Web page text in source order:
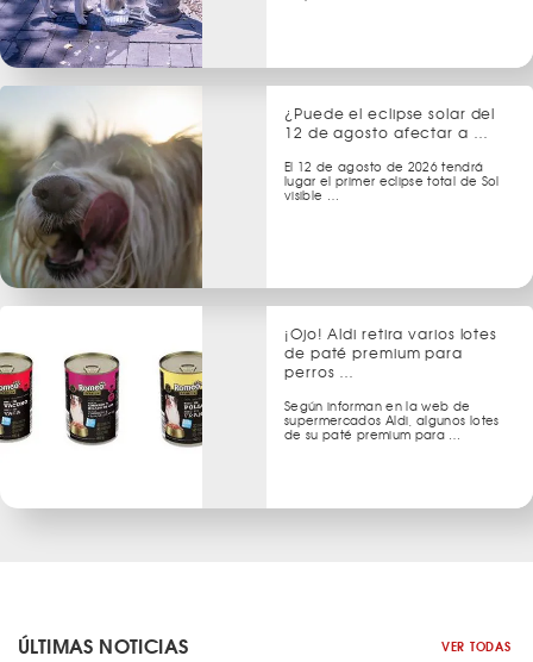
¿Puede el eclipse solar del
12 de agosto afectar a …
El 12 de agosto de 2026 tendrá
lugar el primer eclipse total de Sol
visible …
¡Ojo! Aldi retira varios lotes
de paté premium para
perros …
Según informan en la web de
supermercados Aldi, algunos lotes
de su paté premium para …
ÚLTIMAS NOTICIAS VER TODAS